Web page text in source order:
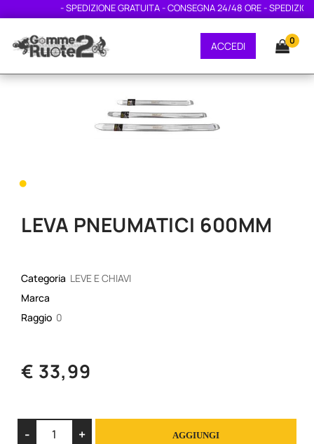
- SPEDIZIONE GRATUITA - CONSEGNA 24/48 ORE -
ACCEDI 0
•
LEVA PNEUMATICI 600MM
Categoria LEVE E CHIAVI
Marca
Raggio 0
€ 33,99
AGGIUNGI